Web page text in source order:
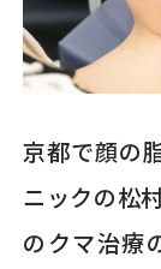
京都で顔の
ニックの松
のクマ治療